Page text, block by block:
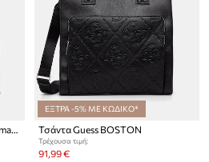
ΕΞΤΡΑ -5% ΜΕ ΚΩΔΙΚΟ*
Τσάντα Guess BOSTON
Τρέχουσα τιμή:
91,99 €